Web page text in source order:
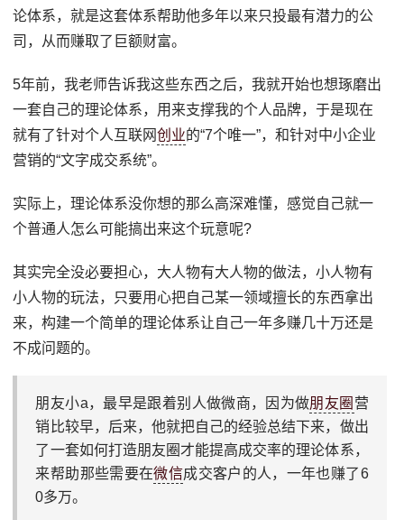
论体系，就是这套体系帮助他多年以来只投最有潜力的公
司，从而赚取了巨额财富。
5年前，我老师告诉我这些东西之后，我就开始也想琢磨出
一套自己的理论体系，用来支撑我的个人品牌，于是现在
就有了针对个人互联网创业的“7个唯一”，和针对中小企业
营销的“文字成交系统”。
实际上，理论体系没你想的那么高深难懂，感觉自己就一
个普通人怎么可能搞出来这个玩意呢?
其实完全没必要担心，大人物有大人物的做法，小人物有
小人物的玩法，只要用心把自己某一领域擅长的东西拿出
来，构建一个简单的理论体系让自己一年多赚几十万还是
不成问题的。
朋友小a，最早是跟着别人做微商，因为做朋友圈 营
销比较早，后来，他就把自己的经验总结下来，做出
了一套如何打造朋友圈才能提高成交率的理论体系，
来帮助那些需要在微信成交客户的人，一年也赚了6
0多万。